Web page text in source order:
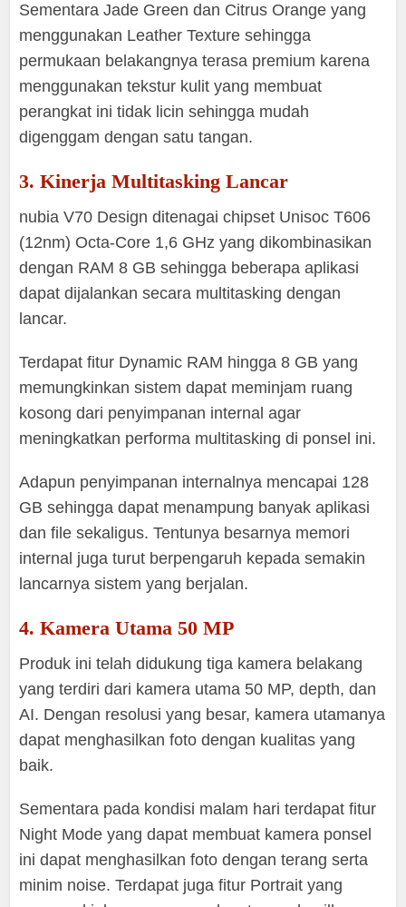
Sementara Jade Green dan Citrus Orange yang
menggunakan Leather Texture sehingga
permukaan belakangnya terasa premium karena
menggunakan tekstur kulit yang membuat
perangkat ini tidak licin sehingga mudah
digenggam dengan satu tangan.
3. Kinerja Multitasking Lancar
nubia V70 Design ditenagai chipset Unisoc T606
(12nm) Octa-Core 1,6 GHz yang dikombinasikan
dengan RAM 8 GB sehingga beberapa aplikasi
dapat dijalankan secara multitasking dengan
lancar.
Terdapat fitur Dynamic RAM hingga 8 GB yang
memungkinkan sistem dapat meminjam ruang
kosong dari penyimpanan internal agar
meningkatkan performa multitasking di ponsel ini.
Adapun penyimpanan internalnya mencapai 128
GB sehingga dapat menampung banyak aplikasi
dan file sekaligus. Tentunya besarnya memori
internal juga turut berpengaruh kepada semakin
lancarnya sistem yang berjalan.
4. Kamera Utama 50 MP
Produk ini telah didukung tiga kamera belakang
yang terdiri dari kamera utama 50 MP, depth, dan
AI. Dengan resolusi yang besar, kamera utamanya
dapat menghasilkan foto dengan kualitas yang
baik.
Sementara pada kondisi malam hari terdapat fitur
Night Mode yang dapat membuat kamera ponsel
ini dapat menghasilkan foto dengan terang serta
minim noise. Terdapat juga fitur Portrait yang